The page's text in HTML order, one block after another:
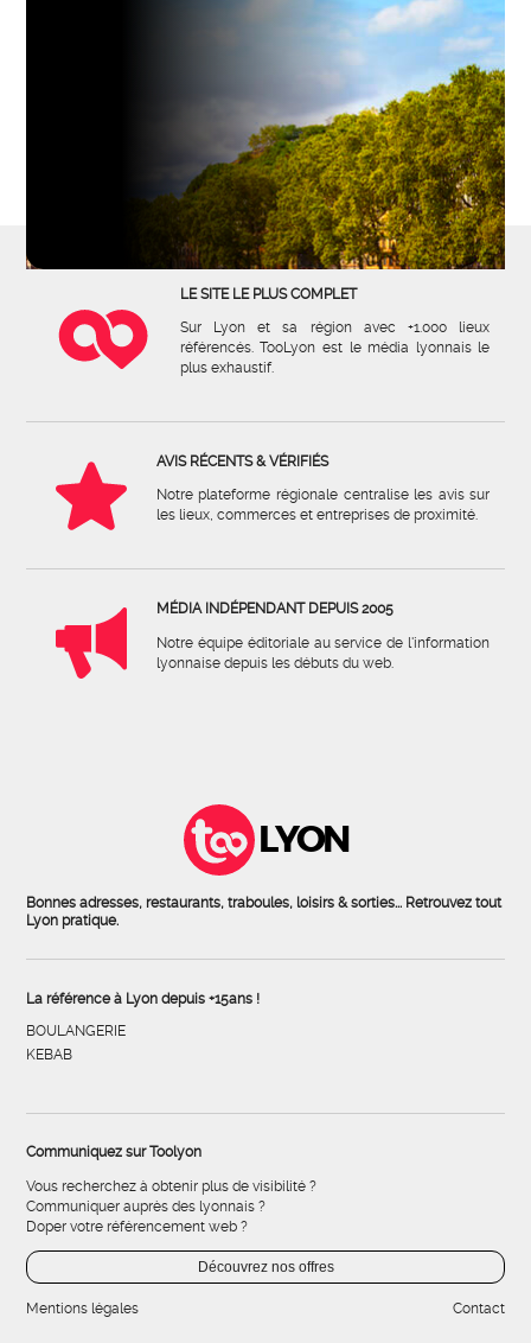
LE SITE LE PLUS COMPLET
Sur Lyon et sa région avec +1.000 lieux
référencés. TooLyon est le média lyonnais le
plus exhaustif.
AVIS RÉCENTS & VÉRIFIÉS
Notre plateforme régionale centralise les avis sur
les lieux, commerces et entreprises de proximité.
MÉDIA INDÉPENDANT DEPUIS 2005
Notre équipe éditoriale au service de l'information
lyonnaise depuis les débuts du web.
LYON
Bonnes adresses, restaurants, traboules, loisirs & sorties... Retrouvez tout
Lyon pratique.
La référence à Lyon depuis +15ans !
BOULANGERIE
KEBAB
Communiquez sur Toolyon
Vous recherchez à obtenir plus de visibilité ?
Communiquer auprès des lyonnais ?
Doper votre référencement web ?
Découvrez nos offres
Mentions légales Contact